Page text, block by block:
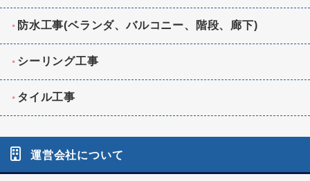
防水工事(ベランダ、バルコニー、階段、廊下)
シーリング工事
タイル工事
運営会社について